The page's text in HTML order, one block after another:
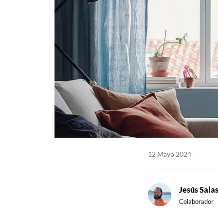
12 Mayo 2024
Jesús Salas
Colaborador